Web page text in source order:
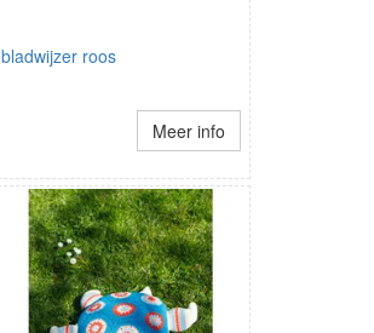
bladwijzer roos
Meer info